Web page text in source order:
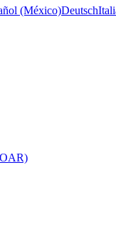
(México)Deutsch